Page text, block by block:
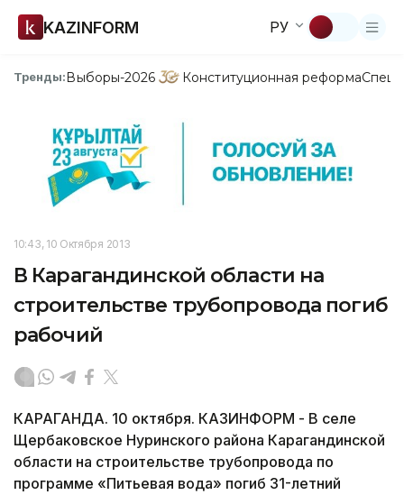
KAZINFORM РУ
Тренды:Выборы-2026 Конституционная реформа
10:43, 10 Октября 2013
В Карагандинской области на
строительстве трубопровода погиб
рабочий
КАРАГАНДА. 10 октября. КАЗИНФОРМ - В селе
Щербаковское Нуринского района Карагандинской
области на строительстве трубопровода по
программе «Питьевая вода» погиб 31-летний